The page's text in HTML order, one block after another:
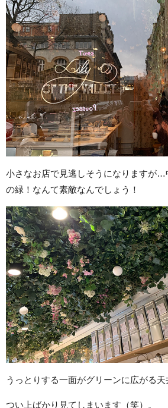
小さなお店で見逃しそうになりますが…
の緑！なんて素敵なんでしょう！
うっとりする一面がグリーンに広がる天
つい上ばかり見てしまいます（笑）。